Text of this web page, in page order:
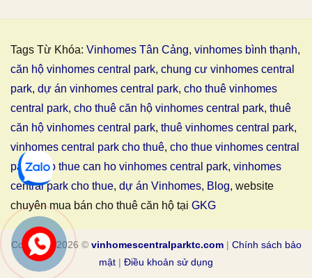
Tags Từ Khóa: Vinhomes Tân Cảng, vinhomes bình thạnh,
căn hộ vinhomes central park, chung cư vinhomes central
park, dự án vinhomes central park, cho thuê vinhomes
central park, cho thuê căn hộ vinhomes central park, thuê
căn hộ vinhomes central park, thuê vinhomes central park,
vinhomes central park cho thuê, cho thue vinhomes central
park,cho thue can ho vinhomes central park, vinhomes
central park cho thue, dự án Vinhomes, Blog, website
chuyên mua bán cho thuê căn hộ tại GKG
Copyright 2026 © vinhomescentralparktc.com| Chính sách bảo
mật | Điều khoản sử dụng